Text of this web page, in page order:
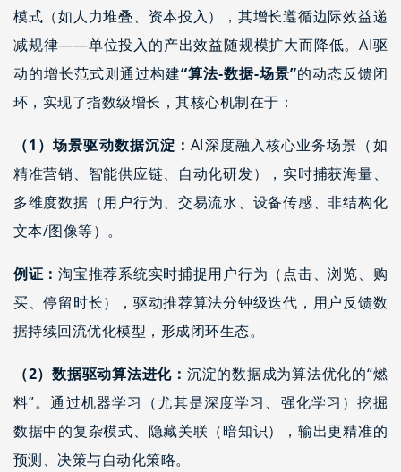
模式（如人力堆叠、资本投入），其增长遵循边际效益递
减规律——单位投入的产出效益随规模扩大而降低。AI驱
动的增长范式则通过构建“算法-数据-场景”的动态反馈闭
环，实现了指数级增长，其核心机制在于：
（1）场景驱动数据沉淀：AI深度融入核心业务场景（如
精准营销、智能供应链、自动化研发），实时捕获海量、
多维度数据（用户行为、交易流水、设备传感、非结构化
文本/图像等）。
例证：淘宝推荐系统实时捕捉用户行为（点击、浏览、购
买、停留时长），驱动推荐算法分钟级迭代，用户反馈数
据持续回流优化模型，形成闭环生态。
（2）数据驱动算法进化： 沉淀的数据成为算法优化的“燃
料”。通过机器学习（尤其是深度学习、强化学习）挖掘
数据中的复杂模式、隐藏关联（暗知识），输出更精准的
预测、决策与自动化策略。